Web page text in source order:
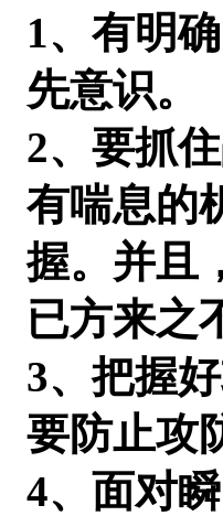
1、有明
先意识。
2、要抓
有喘息的
握。并且
已方来之
3、把握
要防止攻
4、面对